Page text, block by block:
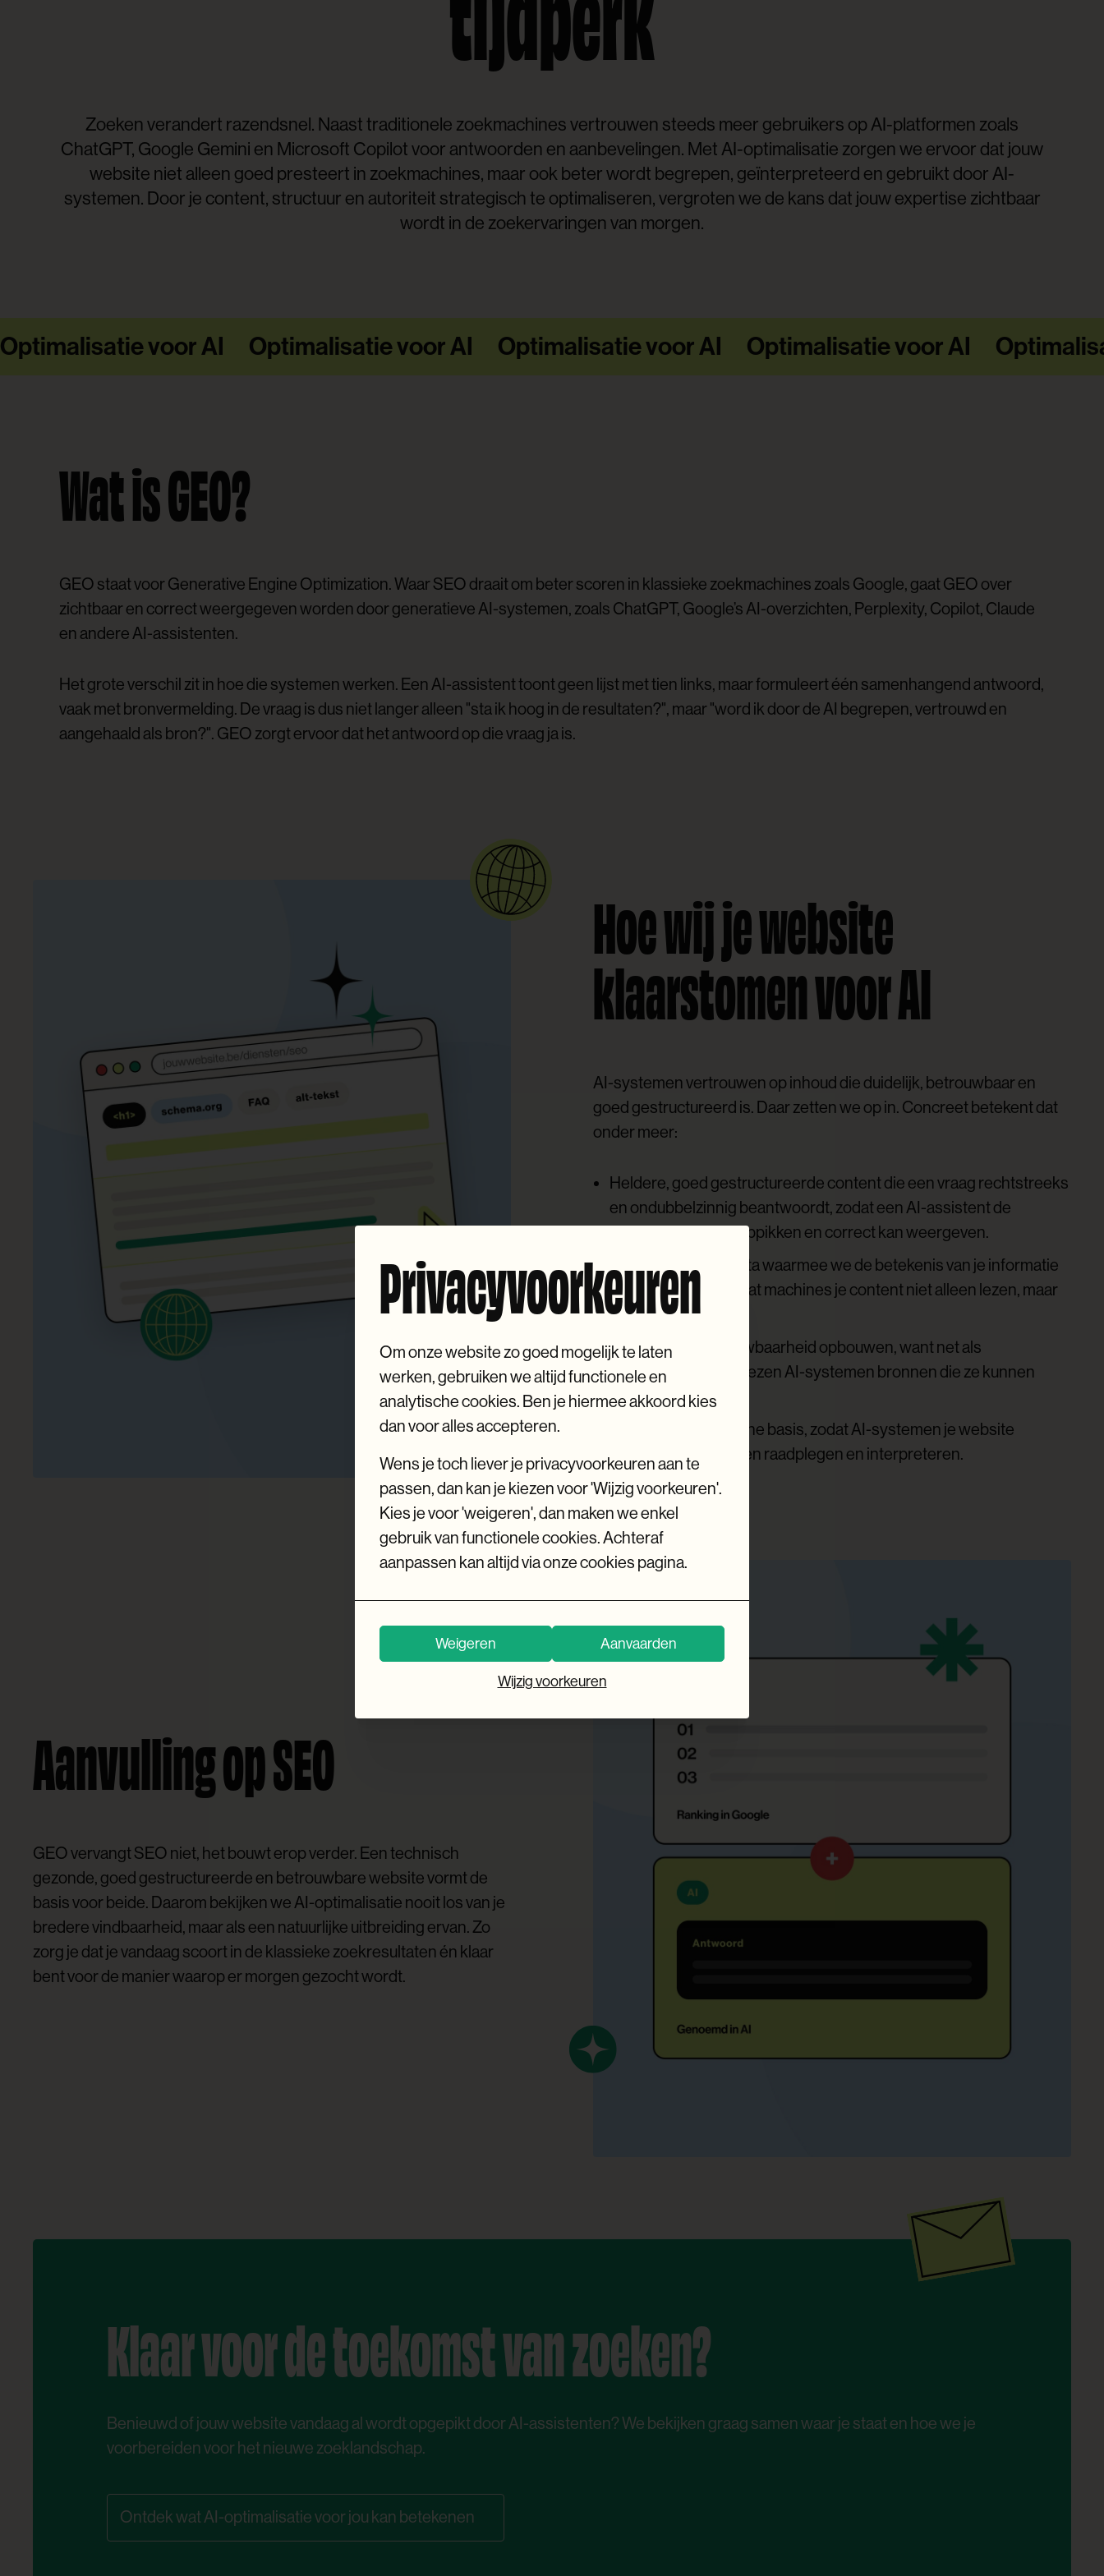
Zoeken verandert razendsnel. Naast traditionele zoekmachines vertrouwen steeds meer gebruikers op AI-platformen zoals
ChatGPT, Google Gemini en Microsoft Copilot voor antwoorden en aanbevelingen. Met AI-optimalisatie zorgen we ervoor dat jouw
website niet alleen goed presteert in zoekmachines, maar ook beter wordt begrepen, geïnterpreteerd en gebruikt door AI-
systemen. Door je content, structuur en autoriteit strategisch te optimaliseren, vergroten we de kans dat jouw expertise zichtbaar
wordt in de zoekervaringen van morgen.
Optimalisatie voor AI Optimalisatie voor AI Optimalisatie voor AI Optimalisatie voor AI
Wat is GEO?
GEO staat voor Generative Engine Optimization. Waar SEO draait om beter scoren in klassieke zoekmachines zoals Google, gaat GEO over
zichtbaar en correct weergegeven worden door generatieve AI-systemen, zoals ChatGPT, Google’s AI-overzichten, Perplexity, Copilot, Claude
en andere AI-assistenten.
Het grote verschil zit in hoe die systemen werken. Een AI-assistent toont geen lijst met tien links, maar formuleert één samenhangend antwoord,
vaak met bronvermelding. De vraag is dus niet langer alleen "sta ik hoog in de resultaten?", maar "word ik door de AI begrepen, vertrouwd en
aangehaald als bron?". GEO zorgt ervoor dat het antwoord op die vraag ja is.
Hoe wij je website
klaarstomen voor AI
AI-systemen vertrouwen op inhoud die duidelijk, betrouwbaar en
goed gestructureerd is. Daar zetten we op in. Concreet betekent dat
onder meer:
Heldere, goed gestructureerde content die een vraag rechtstreeks
en ondubbelzinnig beantwoordt, zodat een AI-assistent de
informatie vlot kan oppikken en correct kan weergeven.
Gestructureerde data waarmee we de betekenis van je informatie
expliciet maken, zodat machines je content niet alleen lezen, maar
ook begrijpen.
Autoriteit en betrouwbaarheid opbouwen, want net als
zoekmachines verkiezen AI-systemen bronnen die ze kunnen
vertrouwen.
Een sterke technische basis, zodat AI-systemen je website
probleemloos kunnen raadplegen en interpreteren.
Aanvulling op SEO
GEO vervangt SEO niet, het bouwt erop verder. Een technisch
gezonde, goed gestructureerde en betrouwbare website vormt de
basis voor beide. Daarom bekijken we AI-optimalisatie nooit los van je
bredere vindbaarheid, maar als een natuurlijke uitbreiding ervan. Zo
zorg je dat je vandaag scoort in de klassieke zoekresultaten én klaar
bent voor de manier waarop er morgen gezocht wordt.
Klaar voor de toekomst van zoeken?
Benieuwd of jouw website vandaag al wordt opgepikt door AI-assistenten? We bekijken graag samen waar je staat en hoe we je
voorbereiden voor het nieuwe zoeklandschap.
Ontdek wat AI-optimalisatie voor jou kan betekenen
Privacyvoorkeuren
Om onze website zo goed mogelijk te laten
werken, gebruiken we altijd functionele en
analytische cookies. Ben je hiermee akkoord kies
dan voor alles accepteren.
Wens je toch liever je privacyvoorkeuren aan te
passen, dan kan je kiezen voor 'Wijzig voorkeuren'.
Kies je voor 'weigeren', dan maken we enkel
gebruik van functionele cookies. Achteraf
aanpassen kan altijd via onze cookies pagina.
Weigeren Aanvaarden
Wijzig voorkeuren